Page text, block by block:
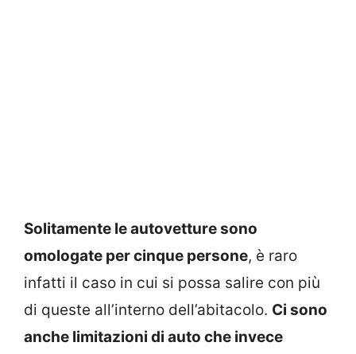
Solitamente le autovetture sono
omologate per cinque persone, è raro
infatti il caso in cui si possa salire con più
di queste all’interno dell’abitacolo. Ci sono
anche limitazioni di auto che invece